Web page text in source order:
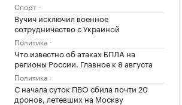
Спорт
Вучич исключил военное
сотрудничество с Украиной
Политика
Что известно об атаках БПЛА на
регионы России. Главное к 8 августа
Политика
С начала суток ПВО сбила почти 20
дронов, летевших на Москву